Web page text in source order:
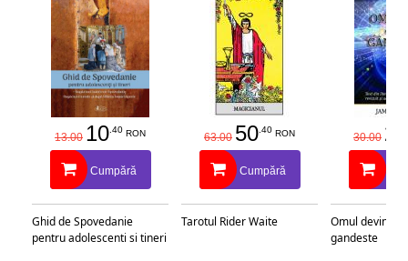
13.00 10.40 RON
Cumpără
Ghid de Spovedanie
pentru adolescenti si tineri
63.00 50.40 RON
Cumpără
Tarotul Rider Waite
30.00 25
Omul devine
gandeste